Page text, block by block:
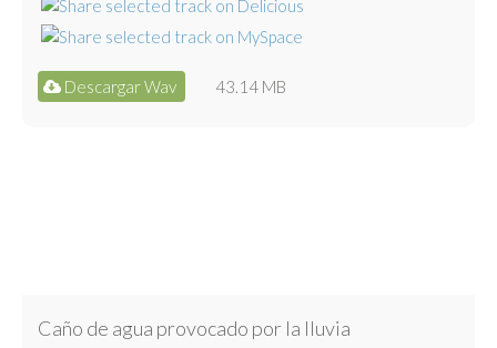
Descargar Wav 43.14 MB
Caño de agua provocado por la lluvia